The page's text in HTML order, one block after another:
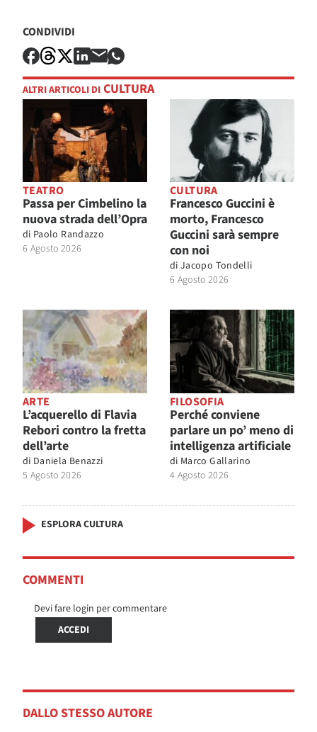
CONDIVIDI
ALTRI ARTICOLI DI CULTURA
TEATRO
Passa per Cimbelino la
nuova strada dell’Opra
di Paolo Randazzo
6 Agosto 2026
CULTURA
Francesco Guccini è
morto, Francesco
Guccini sarà sempre
con noi
di Jacopo Tondelli
6 Agosto 2026
ARTE
L’acquerello di Flavia
Rebori contro la fretta
dell’arte
di Daniela Benazzi
5 Agosto 2026
FILOSOFIA
Perché conviene
parlare un po’ meno di
intelligenza artificiale
di Marco Gallarino
4 Agosto 2026
ESPLORA CULTURA
COMMENTI
Devi fare login per commentare
ACCEDI
DALLO STESSO AUTORE